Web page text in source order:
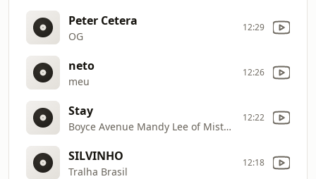
Peter Cetera
OG
12:29
neto
meu
12:26
Stay
Boyce Avenue Mandy Lee of Misterwives
12:22
SILVINHO
Tralha Brasil
12:18